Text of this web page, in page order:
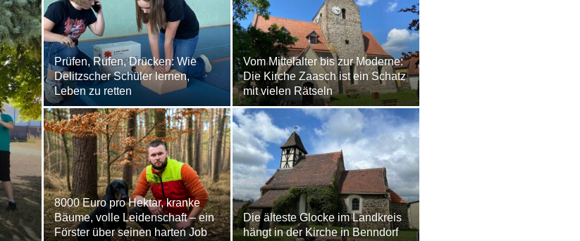
Prüfen, Rufen, Drücken: Wie
Delitzscher Schüler lernen,
Leben zu retten
Vom Mittelalter bis zur Moderne:
Die Kirche Zaasch ist ein Schatz
mit vielen Rätseln
8000 Euro pro Hektar, kranke
Bäume, volle Leidenschaft – ein
Förster über seinen harten Job
Die älteste Glocke im Landkreis
hängt in der Kirche in Benndorf